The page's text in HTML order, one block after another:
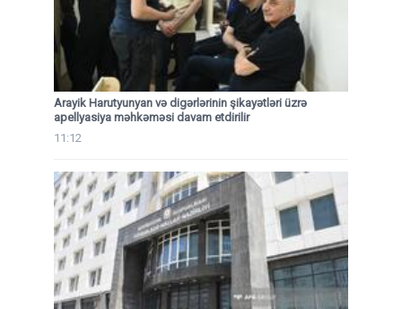
Arayik Harutyunyan və digərlərinin şikayətləri üzrə
apellyasiya məhkəməsi davam etdirilir
11:12